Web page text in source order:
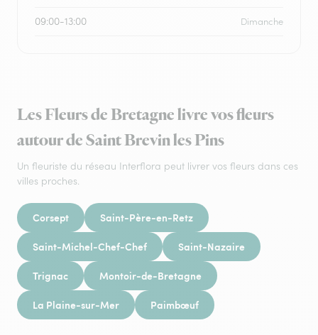
09:00-13:00 Dimanche
Les Fleurs de Bretagne livre vos fleurs
autour de Saint Brevin les Pins
Un fleuriste du réseau Interflora peut livrer vos fleurs dans ces
villes proches.
Corsept Saint-Père-en-Retz
Saint-Michel-Chef-Chef Saint-Nazaire
Trignac Montoir-de-Bretagne
La Plaine-sur-Mer Paimbœuf